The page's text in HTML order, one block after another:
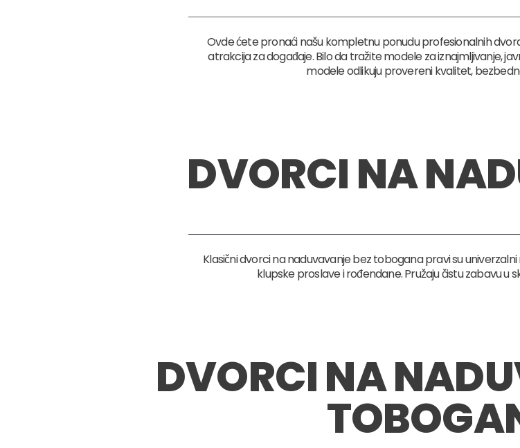
Ovde ćete pronaći našu kompletnu ponudu profesionalnih
atrakcija za događaje. Bilo da tražite modele za iznajmljivanje,
modele odlikuju provereni kvalitet,
DVORCI NA
Klasični dvorci na naduvavanje bez tobogana pravi su
klupske proslave i rođendane. Pružaju čistu zabavu u
DVORCI NA